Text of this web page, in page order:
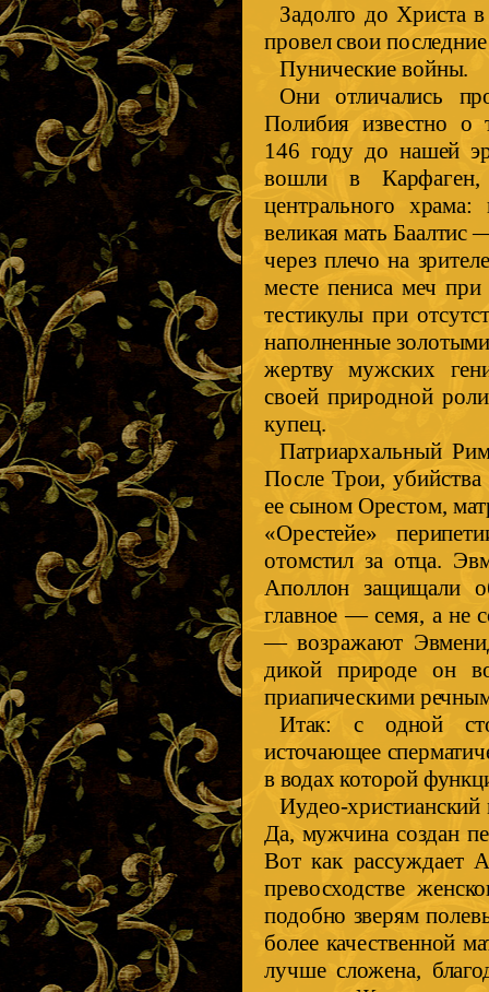
Задолго до Христа
провел свои
Пунические войны.
Они отличались
Полибия известно о
146 году до нашей
вошли в Карфаген,
центрального
великая мать Баалтис
через плечо на
месте пениса меч
тестикулы при
наполненные
жертву мужских
своей природной
купец.
Патриархальный
После Трои, убийства
ее сыном Орестом,
«Орестейе»
отомстил за отца.
Аполлон защищали
главное — семя, а не
— возражают
дикой природе он
приапическими
Итак: с одной
источающее
в водах которой
Иудео-
Да, мужчина создан
Вот как рассуждает
превосходстве
подобно зверям
более качественной
лучше сложена,